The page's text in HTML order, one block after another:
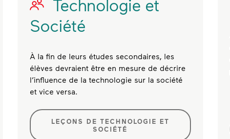
Technologie et
Société
À la fin de leurs études secondaires, les
élèves devraient être en mesure de décrire
l’influence de la technologie sur la société
et vice versa.
LEÇONS DE TECHNOLOGIE ET
SOCIÉTÉ